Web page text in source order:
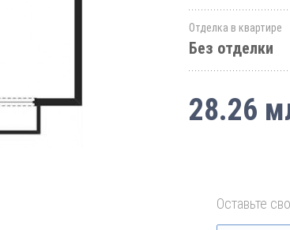
Отделка в квартире
Без отделки
28.26
Оставьте